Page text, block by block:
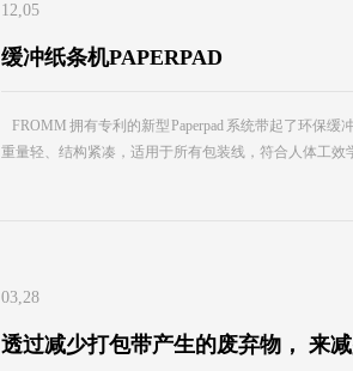
12,05
缓冲纸条机PAPERPAD
FROMM 拥有专利的新型 Paperpad 系统带起了环保
重量轻、结构紧凑，适用于所有包装线，符合人体工
03,28
透过减少打包带产生的废弃物， 来